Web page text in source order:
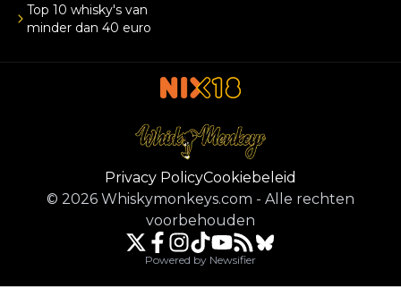
Top 10 whisky's van
minder dan 40 euro
Privacy PolicyCookiebeleid
© 2026 Whiskymonkeys.com - Alle rechten
voorbehouden
Powered by Newsifier